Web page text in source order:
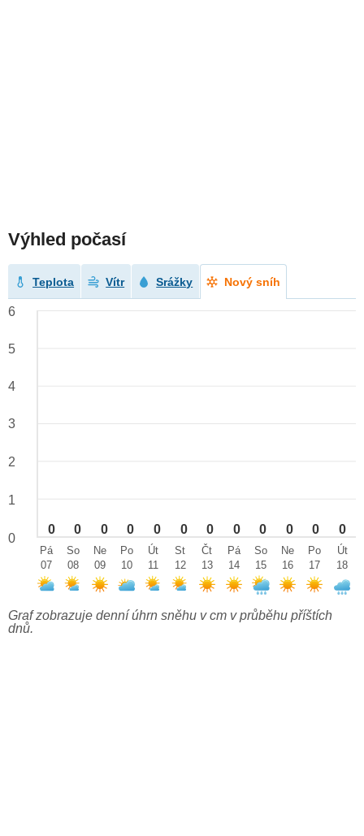
Výhled počasí
Teplota Vítr Srážky Nový sníh
0 0 0 0 0 0 0 0 0 0 0 0
6
5
4
3
2
1
0
Pá
07
So
08
Ne
09
Po
10
Út
11
St
12
Čt
13
Pá
14
So
15
Ne
16
Po
17
Út
18
Graf zobrazuje denní úhrn sněhu v cm v průběhu příštích
dnů.